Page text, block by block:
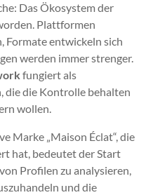
Das Ökosystem der
Plattformen
Formate entwickeln sich
werden immer strenger.
fungiert als
die die Kontrolle behalten
wollen.
Marke „Maison Éclat“, die
hat, bedeutet der Start
Profilen zu analysieren,
und die